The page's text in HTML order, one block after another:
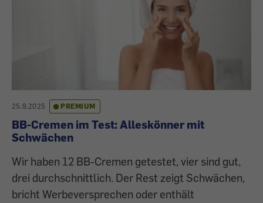
25.9.2025 PREMIUM
BB-Cremen im Test: Alleskönner mit
Schwächen
Wir haben 12 BB-Cremen getestet, vier sind gut,
drei durchschnittlich. Der Rest zeigt Schwächen,
bricht Werbeversprechen oder enthält